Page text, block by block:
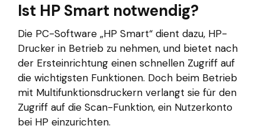
Ist HP Smart notwendig?
Die PC-Software „HP Smart“ dient dazu, HP-
Drucker in Betrieb zu nehmen, und bietet nach
der Ersteinrichtung einen schnellen Zugriff auf
die wichtigsten Funktionen. Doch beim Betrieb
mit Multifunktionsdruckern verlangt sie für den
Zugriff auf die Scan-Funktion, ein Nutzerkonto
bei HP einzurichten.